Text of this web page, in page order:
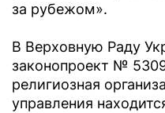
за рубежом».
В Верховную Раду
законопроект №
религиозная
управления